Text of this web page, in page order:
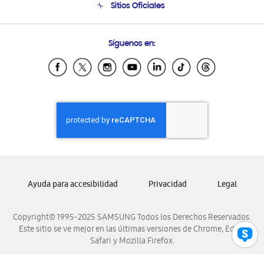
Condiciones de Compra
Soporte vía eMail
Sitios Oficiales
Samsung Ecuador
Samsung El Salvador
Samsung Honduras
Samsung Nicaragua
Samsung Panamá
Samsung Venezuela
Síguenos en:
Copyright© 1995-2025 SAMSUNG Todos los Derechos Reservados.
Este sitio se ve mejor en las últimas versiones de Chrome, Edge,
Safari y Mozilla Firefox.
Ayuda para accesibilidad Privacidad Legal